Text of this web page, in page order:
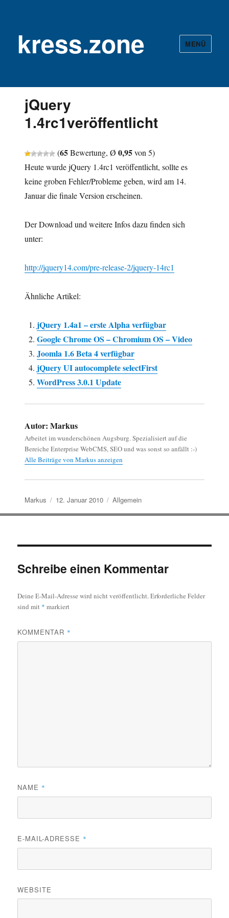
kress.zone MENÜ
jQuery
1.4rc1veröffentlicht
(65Bewertung, Ø 0,95von 5)
Heute wurde jQuery 1.4rc1 veröffentlicht, sollte es
keine groben Fehler/Probleme geben, wird am 14.
Januar die finale Version erscheinen.
Der Download und weitere Infos dazu finden sich
unter:
http://jquery14.com/pre-release-2/jquery-14rc1
Ähnliche Artikel:
jQuery 1.4a1 – erste Alpha verfügbar
Google Chrome OS – Chromium OS – Video
Joomla 1.6 Beta 4 verfügbar
jQuery UI autocomplete selectFirst
WordPress 3.0.1 Update
Autor: Markus
Arbeitet im wunderschönen Augsburg. Spezialisiert auf die
Bereiche Enterprise WebCMS, SEO und was sonst so anfällt :-)
Alle Beiträge von Markus anzeigen
Autor
Markus
Veröffentlicht
12. Januar 2010 Kategorien
Allgemein
Schreibe einen Kommentar
Deine E-Mail-Adresse wird nicht veröffentlicht.Erforderliche Felder
sind mit * markiert
KOMMENTAR *
NAME *
E-MAIL-ADRESSE *
WEBSITE